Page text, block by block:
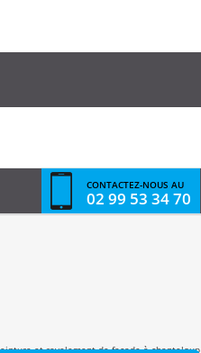
CONTACTEZ-NOUS AU
02 99 53 34 70
et ravalement de façade à chanteloup